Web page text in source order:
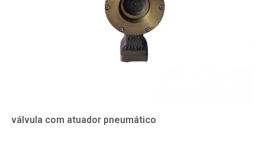
válvula com atuador pneumático